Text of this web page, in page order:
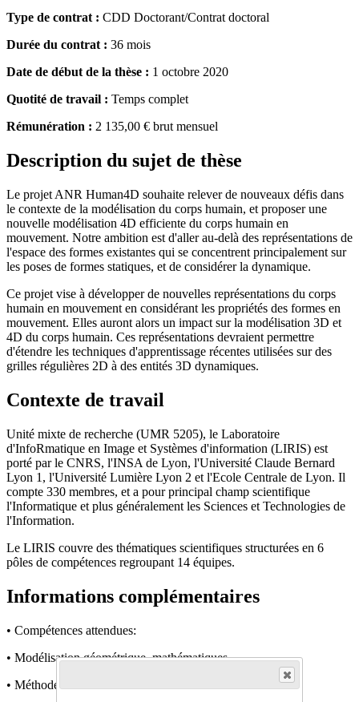
Type de contrat : CDD Doctorant/Contrat doctoral
Durée du contrat : 36 mois
Date de début de la thèse : 1 octobre 2020
Quotité de travail : Temps complet
Rémunération : 2 135,00 € brut mensuel
Description du sujet de thèse
Le projet ANR Human4D souhaite relever de nouveaux défis dans
le contexte de la modélisation du corps humain, et proposer une
nouvelle modélisation 4D efficiente du corps humain en
mouvement. Notre ambition est d'aller au-delà des représentations de
l'espace des formes existantes qui se concentrent principalement sur
les poses de formes statiques, et de considérer la dynamique.
Ce projet vise à développer de nouvelles représentations du corps
humain en mouvement en considérant les propriétés des formes en
mouvement. Elles auront alors un impact sur la modélisation 3D et
4D du corps humain. Ces représentations devraient permettre
d'étendre les techniques d'apprentissage récentes utilisées sur des
grilles régulières 2D à des entités 3D dynamiques.
Contexte de travail
Unité mixte de recherche (UMR 5205), le Laboratoire
d'InfoRmatique en Image et Systèmes d'information (LIRIS) est
porté par le CNRS, l'INSA de Lyon, l'Université Claude Bernard
Lyon 1, l'Université Lumière Lyon 2 et l'Ecole Centrale de Lyon. Il
compte 330 membres, et a pour principal champ scientifique
l'Informatique et plus généralement les Sciences et Technologies de
l'Information.
Le LIRIS couvre des thématiques scientifiques structurées en 6
pôles de compétences regroupant 14 équipes.
Informations complémentaires
• Compétences attendues:
• Modélisation géométrique, mathématiques
• Méthodes d'apprentissage.